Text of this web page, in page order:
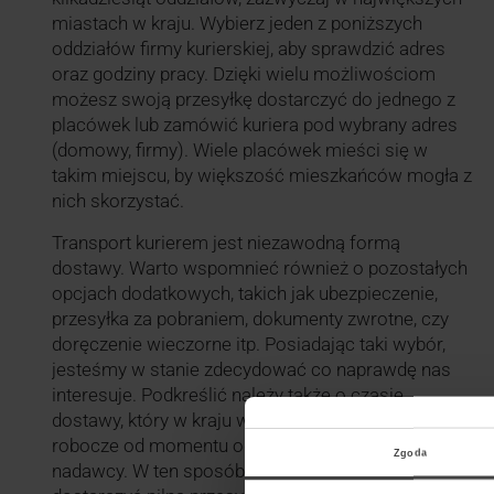
Zgoda
miastach w kraju. Wybierz jeden z poniższych
oddziałów firmy kurierskiej, aby sprawdzić adres
oraz godziny pracy. Dzięki wielu możliwościom
możesz swoją przesyłkę dostarczyć do jednego z
placówek lub zamówić kuriera pod wybrany adres
(domowy, firmy). Wiele placówek mieści się w
takim miejscu, by większość mieszkańców mogła z
nich skorzystać.
Transport kurierem jest niezawodną formą
dostawy. Warto wspomnieć również o pozostałych
opcjach dodatkowych, takich jak ubezpieczenie,
przesyłka za pobraniem, dokumenty zwrotne, czy
doręczenie wieczorne itp. Posiadając taki wybór,
jesteśmy w stanie zdecydować co naprawdę nas
interesuje. Podkreślić należy także o czasie
dostawy, który w kraju wynosi maksymalnie dwa dni
robocze od momentu odebrania przesyłki od
nadawcy. W ten sposób mamy sposobność